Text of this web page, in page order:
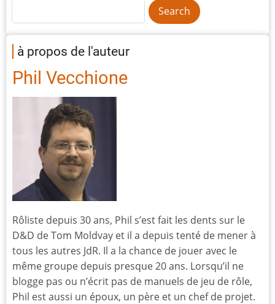
à propos de l'auteur
Phil Vecchione
Rôliste depuis 30 ans, Phil s’est fait les dents sur le
D&D de Tom Moldvay et il a depuis tenté de mener à
tous les autres JdR. Il a la chance de jouer avec le
même groupe depuis presque 20 ans. Lorsqu’il ne
blogge pas ou n’écrit pas de manuels de jeu de rôle,
Phil est aussi un époux, un père et un chef de projet.